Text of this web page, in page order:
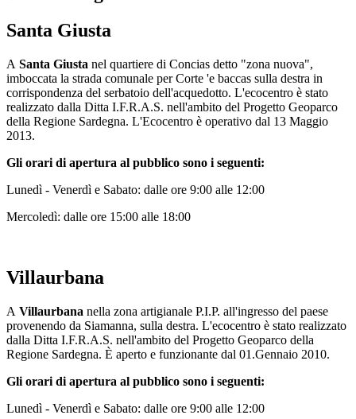
Santa Giusta
A Santa Giusta nel quartiere di Concias detto "zona nuova",
imboccata la strada comunale per Corte 'e baccas sulla destra in
corrispondenza del serbatoio dell'acquedotto. L'ecocentro è stato
realizzato dalla Ditta I.F.R.A.S. nell'ambito del Progetto Geoparco
della Regione Sardegna. L'Ecocentro è operativo dal 13 Maggio
2013.
Gli orari di apertura al pubblico sono i seguenti:
Lunedì - Venerdì e Sabato: dalle ore 9:00 alle 12:00
Mercoledì: dalle ore 15:00 alle 18:00
Villaurbana
A Villaurbana nella zona artigianale P.I.P. all'ingresso del paese
provenendo da Siamanna, sulla destra. L'ecocentro è stato realizzato
dalla Ditta I.F.R.A.S. nell'ambito del Progetto Geoparco della
Regione Sardegna. È aperto e funzionante dal 01.Gennaio 2010.
Gli orari di apertura al pubblico sono i seguenti:
Lunedì - Venerdì e Sabato: dalle ore 9:00 alle 12:00